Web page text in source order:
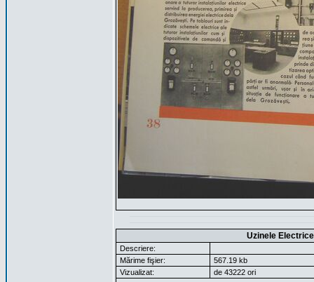
Uzinele
Descriere:
Mărime fişier:
567.19 kb
Vizualizat:
de 43222 ori